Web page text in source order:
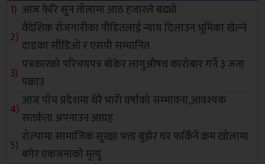
आज फेरि सुन तोलामा आठ हजारले बढ्यो
वैदेशिक रोजगारीका पीडितलाई न्याय दिलाउन भूमिका खेल्ने
दाङका सीडिओ र एसपी सम्मानित
पत्रकारको परिचयपत्र बोकेर लागुऔषध कारोबार गर्ने ३ जना
पक्राउ
आज पाँच प्रदेशमा धेरै भारी वर्षाको सम्भावना,आवश्यक
सतर्कता अपनाउन आग्रह
रोल्पामा सामाजिक सुरक्षा भत्ता बुझेर घर फर्किने क्रम खोलामा
बगेर एकजनाको मृत्यु